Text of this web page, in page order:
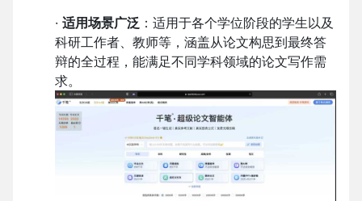
· 适用场景广泛 ：适用于各个学位阶段的学生以及
科研工作者、教师等，涵盖从论文构思到最终答
辩的全过程，能满足不同学科领域的论文写作需
求。